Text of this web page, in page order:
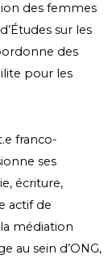
des femmes
sur les
des
pour les
franco-
ses
écriture,
actif de
la médiation
au sein d’ONG,